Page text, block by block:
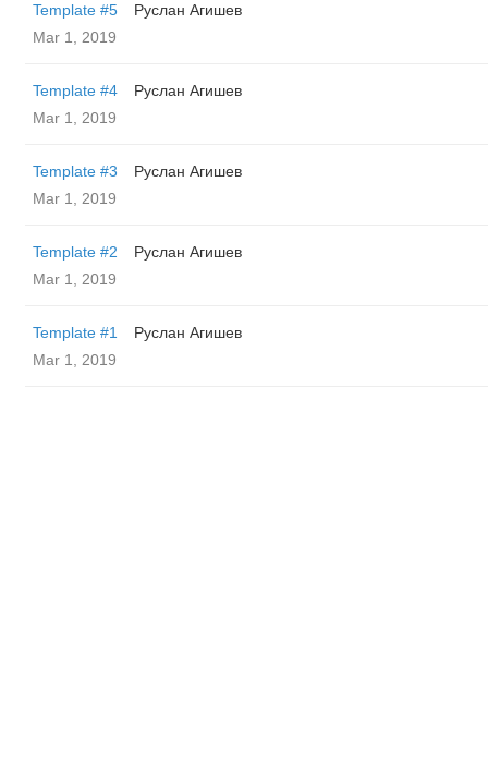
Template #5
Руслан Агишев
Mar 1, 2019
Template #4
Руслан Агишев
Mar 1, 2019
Template #3
Руслан Агишев
Mar 1, 2019
Template #2
Руслан Агишев
Mar 1, 2019
Template #1
Руслан Агишев
Mar 1, 2019